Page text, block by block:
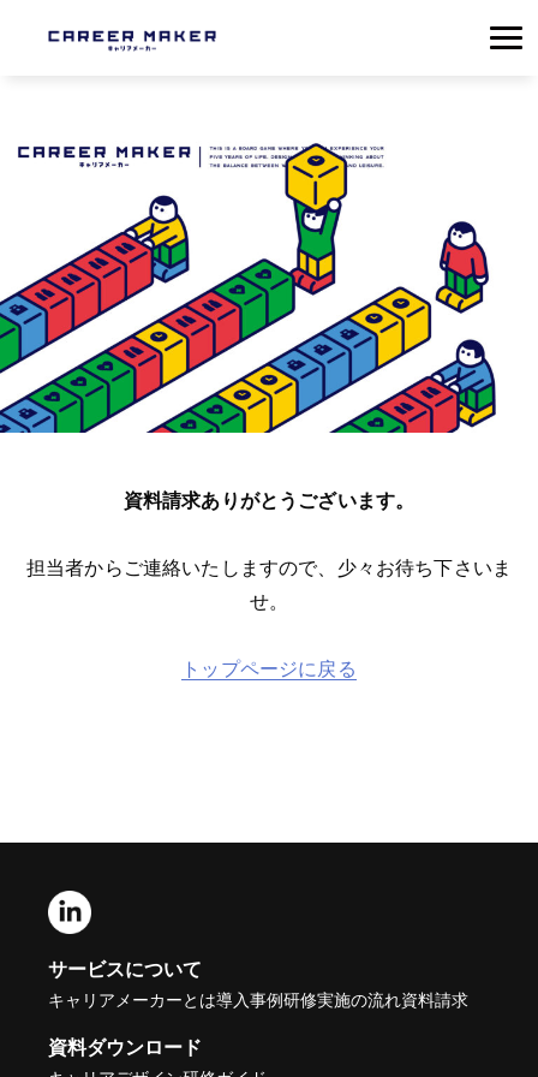
資料請求ありがとうございます。
担当者からご連絡いたしますので、少々お待ち下さいま
せ。
トップページに戻る
サービスについて
キャリアメーカーとは導入事例研修実施の流れ資料請求
資料ダウンロード